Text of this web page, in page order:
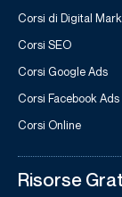
Corsi di Digital
Corsi SEO
Corsi Google Ads
Corsi Facebook Ads
Corsi Online
Risorse